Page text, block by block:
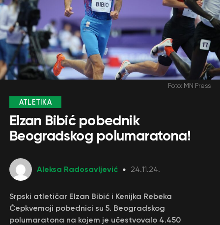
Foto: MN Press
ATLETIKA
Elzan Bibić pobednik
Beogradskog polumaratona!
Aleksa Radosavljević 24.11.24.
Srpski atletičar Elzan Bibić i Kenijka Rebeka
Čepkvemoji pobednici su 5. Beogradskog
polumaratona na kojem je učestvovalo 4.450